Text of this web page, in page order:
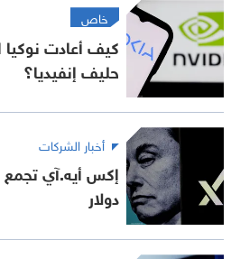
خاص
كيف أعادت نوكيا
حليف إنفيديا؟
أخبار الشركات
دولار